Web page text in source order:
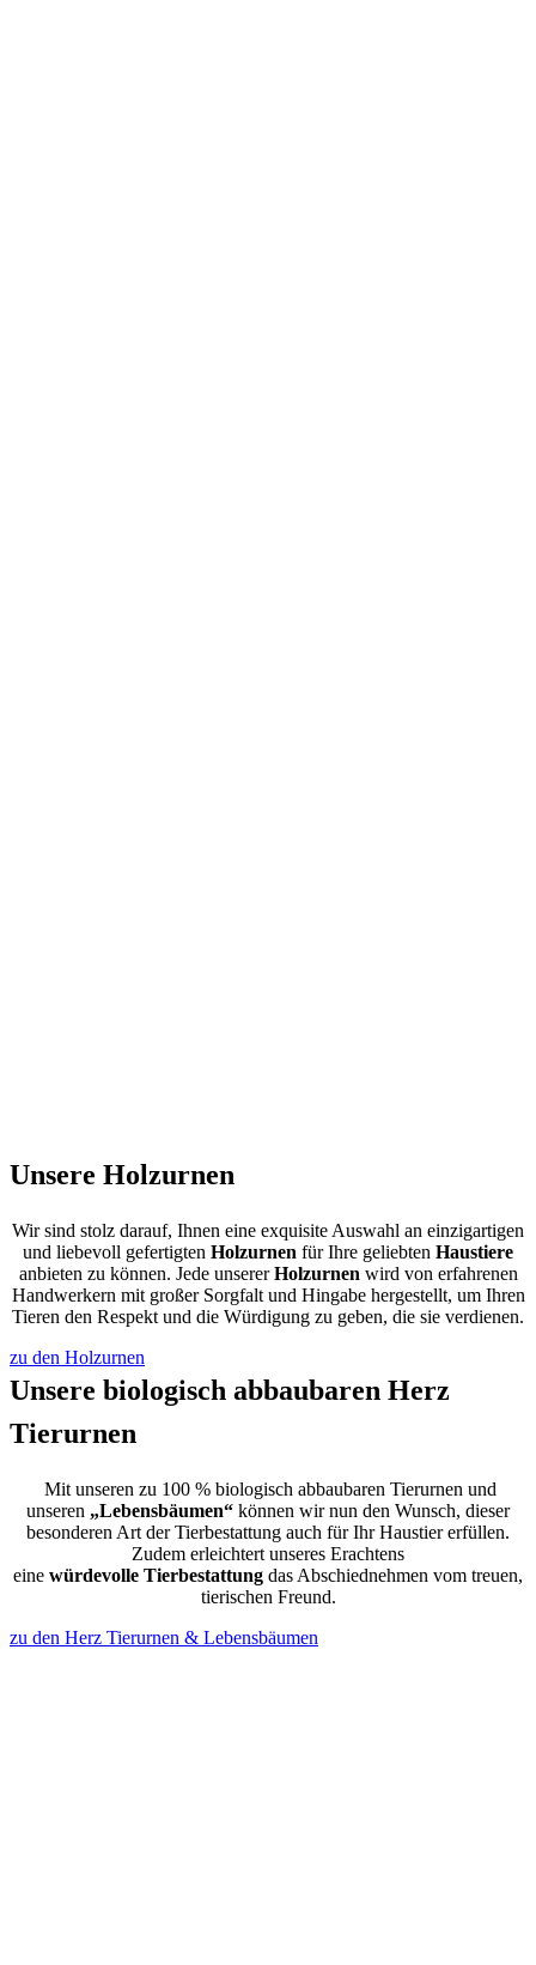
Unsere Holzurnen
Wir sind stolz darauf, Ihnen eine exquisite Auswahl an einzigartigen
und liebevoll gefertigten Holzurnen für Ihre geliebten Haustiere
anbieten zu können. Jede unsererHolzurnen wird von erfahrenen
Handwerkern mit großer Sorgfalt und Hingabe hergestellt, um Ihren
Tieren den Respekt und die Würdigung zu geben, die sie verdienen.
zu den Holzurnen
Unsere biologisch abbaubaren Herz
Tierurnen
Mit unseren zu 100 % biologisch abbaubaren Tierurnen und
unseren „Lebensbäumen“ können wir nun den Wunsch, dieser
besonderen Art der Tierbestattung auch für Ihr Haustier erfüllen.
Zudem erleichtert unseres Erachtens
eine würdevolle Tierbestattung das Abschiednehmen vom treuen,
tierischen Freund.
zu den Herz Tierurnen & Lebensbäumen